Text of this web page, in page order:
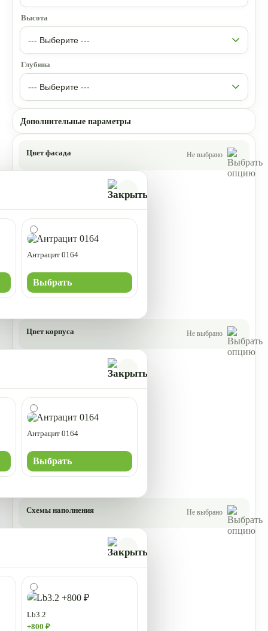
Высота
Глубина
Дополнительные параметры
Цвет фасада Не выбрано
Антрацит 0164
Выбрать
Цвет корпуса Не выбрано
Антрацит 0164
Выбрать
Схемы наполнения Не выбрано
Lb3.2
+800 ₽